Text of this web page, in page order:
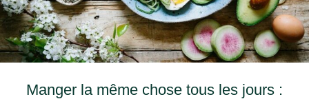
Manger la même chose tous les jours :